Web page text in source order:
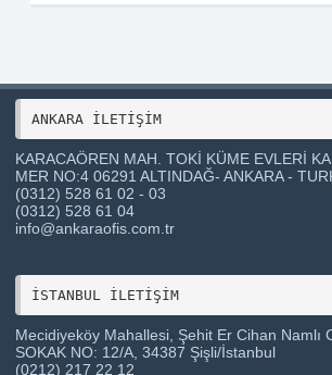
ANKARA İLETİŞİM
KARACAÖREN MAH. TOKİ KÜME EVLERİ
MER NO:4 06291 ALTINDAĞ- ANKARA -
(0312) 528 61 02 - 03
(0312) 528 61 04
info@ankaraofis.com.tr
Mecidiyeköy Mahallesi, Şehit Er Cihan Namlı
SOKAK NO: 12/A, 34387 Şişli/İstanbul
(0212) 217 22 12